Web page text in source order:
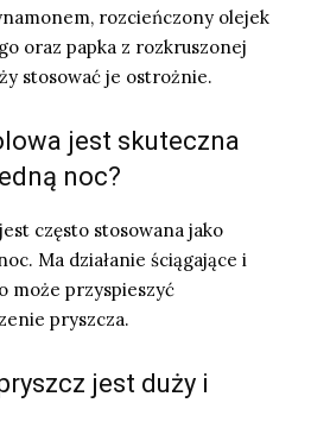
rozcieńczony olejek
oraz papka z rozkruszonej
stosować je ostrożnie.
jest skuteczna
noc?
często stosowana jako
Ma działanie ściągające i
może przyspieszyć
pryszcza.
jest duży i